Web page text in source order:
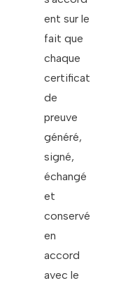
ent sur le
fait que
chaque
certificat
de
preuve
généré,
signé,
échangé
et
conservé
en
accord
avec le